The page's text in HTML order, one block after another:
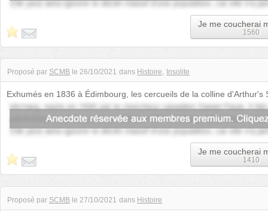
Je me coucherai
1560
Proposé par SCMB le 26/10/2021 dans Histoire Insolite
Exhumés en 1836 à Édimbourg, les cercueils de la colline d'Arthur's
auréolés de mystère. Ch...
Je me coucherai
1410
Proposé par SCMB le 27/10/2021 dans Histoire